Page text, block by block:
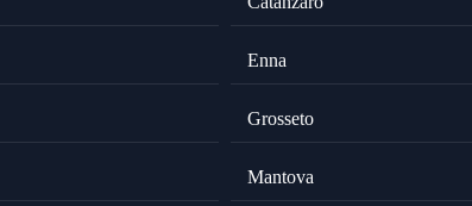
Enna
Grosseto
Mantova